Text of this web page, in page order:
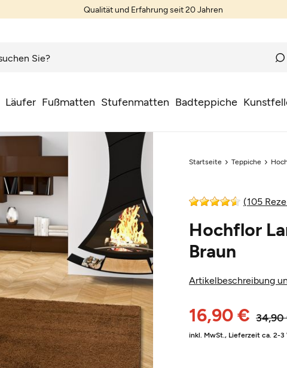
Qualität und Erfahrung seit 20 Jahren
Teppiche nach Wunschmaß
Läufer Fußmatten Stufenmatten Badteppiche
Startseite Teppiche
(105
Hochflor
Braun
Artikelbeschreibung
16,90 € 34,90
inkl. MwSt., Lieferzeit ca. 2-3